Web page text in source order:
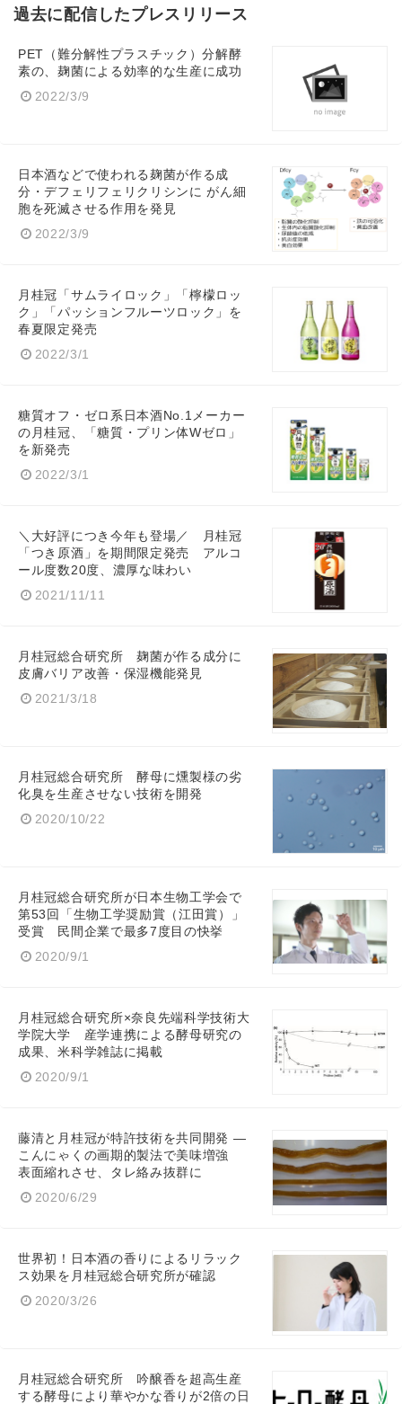
過去に配信したプレスリリース
PET（難分解性プラスチック）分解酵
素の、麹菌による効率的な生産に成功
2022/3/9
日本酒などで使われる麹菌が作る成
分・デフェリフェリクリシンに がん細
胞を死滅させる作用を発見
2022/3/9
月桂冠「サムライロック」「檸檬ロッ
ク」「パッションフルーツロック」を
春夏限定発売
2022/3/1
糖質オフ・ゼロ系日本酒No.1メーカー
の月桂冠、「糖質・プリン体Wゼロ」
を新発売
2022/3/1
＼大好評につき今年も登場／ 月桂冠
「つき原酒」を期間限定発売 アルコ
ール度数20度、濃厚な味わい
2021/11/11
月桂冠総合研究所 麹菌が作る成分に
皮膚バリア改善・保湿機能発見
2021/3/18
月桂冠総合研究所 酵母に燻製様の劣
化臭を生産させない技術を開発
2020/10/22
月桂冠総合研究所が日本生物工学会で
第53回「生物工学奨励賞（江田賞）」
受賞 民間企業で最多7度目の快挙
2020/9/1
月桂冠総合研究所×奈良先端科学技術大
学院大学 産学連携による酵母研究の
成果、米科学雑誌に掲載
2020/9/1
藤清と月桂冠が特許技術を共同開発 ―
こんにゃくの画期的製法で美味増強
表面縮れさせ、タレ絡み抜群に
2020/6/29
世界初！日本酒の香りによるリラック
ス効果を月桂冠総合研究所が確認
2020/3/26
月桂冠総合研究所 吟醸香を超高生産
する酵母により華やかな香りが2倍の日
Japanese